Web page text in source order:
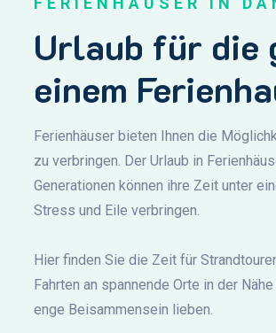
Urlaub für die
einem
Ferienhäuser bieten Ihnen die
zu verbringen. Der Urlaub in
Generationen können ihre Zeit unter
Stress und Eile verbringen.
Hier finden Sie die Zeit für
Fahrten an spannende Orte in der
enge Beisammensein lieben.